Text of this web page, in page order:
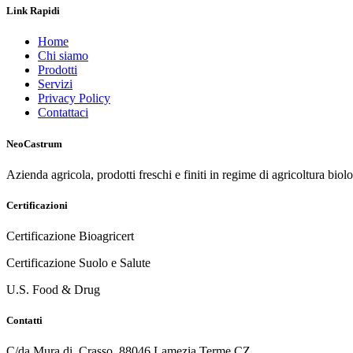
Link Rapidi
Home
Chi siamo
Prodotti
Servizi
Privacy Policy
Contattaci
NeoCastrum
Azienda agricola, prodotti freschi e finiti in regime di agricoltura
Certificazioni
Certificazione Bioagricert
Certificazione Suolo e Salute
U.S. Food & Drug
Contatti